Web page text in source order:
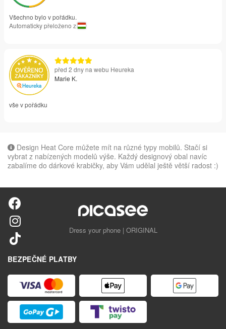
Všechno bylo v pořádku.
Automaticky přeloženo z
před 2 dny na webu Heureka
Marie K.
vše v pořádku
Design Heat Core můžete mít na různé typy mobilů. Stačí si
vybrat z nabízených modelů výše. Každý designový obal navíc
zabalíme do dárkové krabičky, aby Vám udělal ještě větší radost :)
Dress your phone | ORIGINAL
BEZPEČNÉ PLATBY